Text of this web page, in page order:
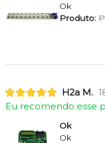
Ok
Produto:
H2a M.
Eu recomendo esse
Ok
Ok